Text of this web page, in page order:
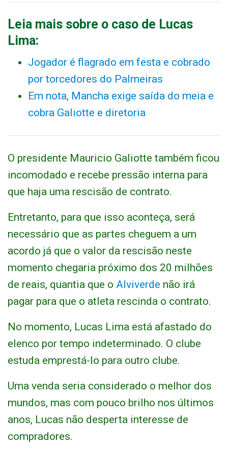
Leia mais sobre o caso de Lucas
Lima:
Jogador é flagrado em festa e cobrado
por torcedores do Palmeiras
Em nota, Mancha exige saída do meia e
cobra Galiotte e diretoria
O presidente Mauricio Galiotte também ficou
incomodado e recebe pressão interna para
que haja uma rescisão de contrato.
Entretanto, para que isso aconteça, será
necessário que as partes cheguem a um
acordo já que o valor da rescisão neste
momento chegaria próximo dos 20 milhões
de reais, quantia que o Alviverde não irá
pagar para que o atleta rescinda o contrato.
No momento, Lucas Lima está afastado do
elenco por tempo indeterminado. O clube
estuda emprestá-lo para outro clube.
Uma venda seria considerado o melhor dos
mundos, mas com pouco brilho nos últimos
anos, Lucas não desperta interesse de
compradores.